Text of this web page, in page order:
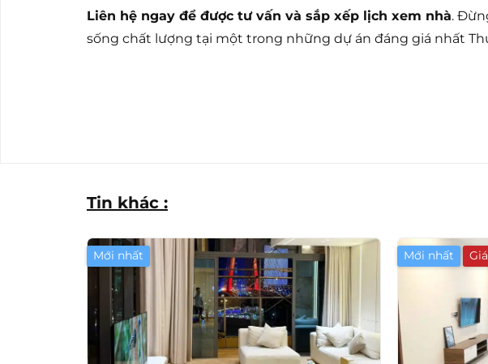
Liên hệ ngay để được tư vấn và sắp xếp lịch xem nhà.
sống chất lượng tại một trong những dự án đáng giá nhất
Tin khác :
Mới nhất Mới nhất